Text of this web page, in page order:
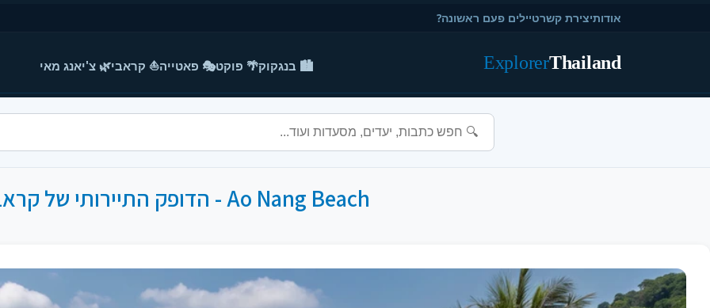
אודותיצירת קשרטיילים פעם ראשונה?
Thailand
Explorer 🏙️ בנגקוק🌴 פוקט🎭 פאטייה⛵ קראבי🌿 צ'יאנג מאי
Ao Nang Beach - הדופק התיירותי של קראבי